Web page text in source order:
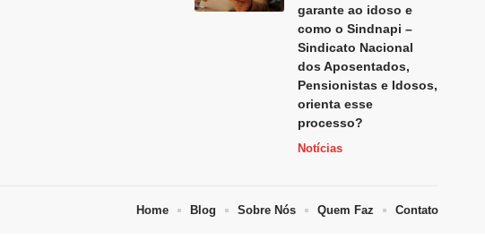
garante ao idoso e
como o Sindnapi –
Sindicato Nacional
dos Aposentados,
Pensionistas e Idosos,
orienta esse
processo?
Notícias
Home Blog Sobre Nós Quem Faz Contato